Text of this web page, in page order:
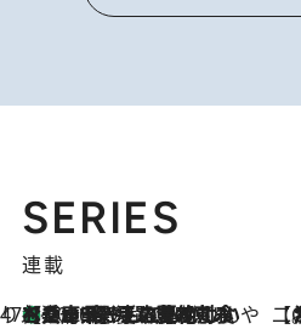
SERIES
連載
47都道府県の手みやげ ひんやりスイーツで夏を満喫
2026.8.8
【兵庫県】この夏絶対食べたい 冷やしておいしいおやつ3選 淡路島の恵みをジェラートに集約 【